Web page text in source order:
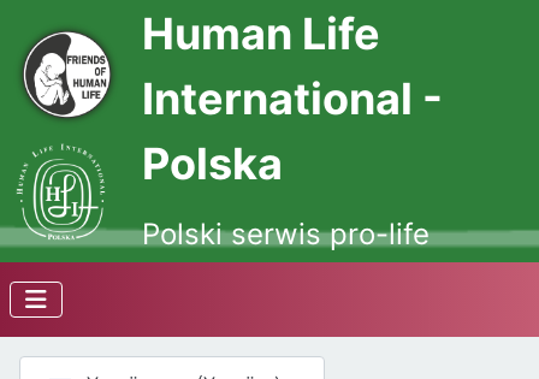
Human Life
International -
Polska
Polski serwis pro-life
Оберіть свою мову